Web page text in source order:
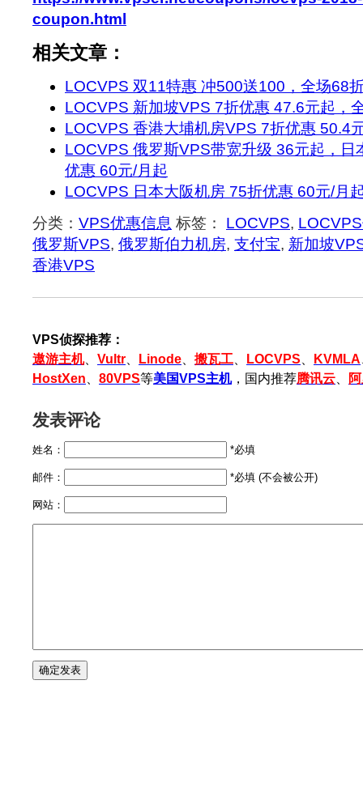
coupon.html
相关文章：
LOCVPS 双11特惠 冲500送100，全场68
LOCVPS 新加坡VPS 7折优惠 47.6元起，
LOCVPS 香港大埔机房VPS 7折优惠 50.4
LOCVPS 俄罗斯VPS带宽升级 36元起，日
优惠 60元/月起
LOCVPS 日本大阪机房 75折优惠 60元/月
分类： VPS优惠信息 标签： LOCVPS,
俄罗斯VPS, 俄罗斯伯力机房, 支付宝, 新加坡
香港VPS
VPS侦探推荐：
遨游主机、 Vultr Linode 搬瓦工 LOCVPS KVMLA
HostXen
80VPS等美国VPS主机，国内推荐腾讯云
发表评论
姓名： *必填
邮件： *必填 (不会被公开)
网站：